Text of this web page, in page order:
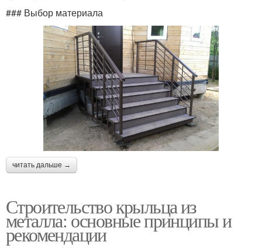
### Выбор материала
читать дальше →
Строительство крыльца из
металла: основные принципы и
рекомендации